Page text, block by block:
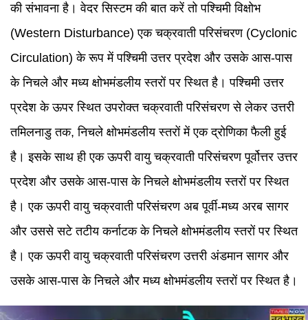
की संभावना है। वेदर सिस्टम की बात करें तो पश्चिमी विक्षोभ
(Western Disturbance) एक चक्रवाती परिसंचरण (Cyclonic
Circulation) के रूप में पश्चिमी उत्तर प्रदेश और उसके आस-पास
के निचले और मध्य क्षोभमंडलीय स्तरों पर स्थित है। पश्चिमी उत्तर
प्रदेश के ऊपर स्थित उपरोक्त चक्रवाती परिसंचरण से लेकर उत्तरी
तमिलनाडु तक, निचले क्षोभमंडलीय स्तरों में एक द्रोणिका फैली हुई
है। इसके साथ ही एक ऊपरी वायु चक्रवाती परिसंचरण पूर्वोत्तर उत्तर
प्रदेश और उसके आस-पास के निचले क्षोभमंडलीय स्तरों पर स्थित
है। एक ऊपरी वायु चक्रवाती परिसंचरण अब पूर्वी-मध्य अरब सागर
और उससे सटे तटीय कर्नाटक के निचले क्षोभमंडलीय स्तरों पर स्थित
है। एक ऊपरी वायु चक्रवाती परिसंचरण उत्तरी अंडमान सागर और
उसके आस-पास के निचले और मध्य क्षोभमंडलीय स्तरों पर स्थित है।